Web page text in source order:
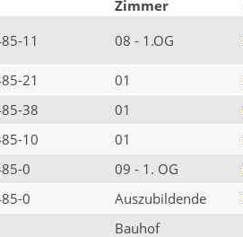
Zimmer
11 08 - 1.OG
21 01
38 01
10 01
0 09 - 1. OG
0 Auszubildende
Bauhof